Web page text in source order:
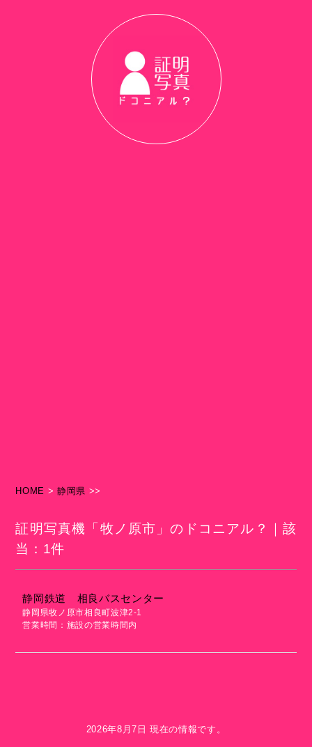
HOME > 静岡県 >>
証明写真機「牧ノ原市」のドコニアル？｜該
当：1件
静岡鉄道 相良バスセンター
静岡県牧ノ原市相良町波津2-1
営業時間：施設の営業時間内
2026年8月7日 現在の情報です。